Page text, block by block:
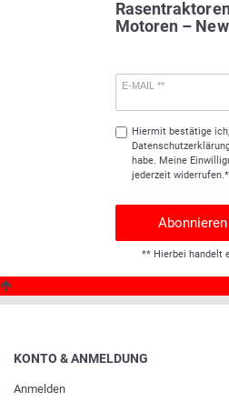
Motoren –
E-MAIL **
Hiermit bestätige
habe. Meine
jederzeit
Abonnieren
** Hierbei handelt
KONTO & ANMELDUNG
Anmelden